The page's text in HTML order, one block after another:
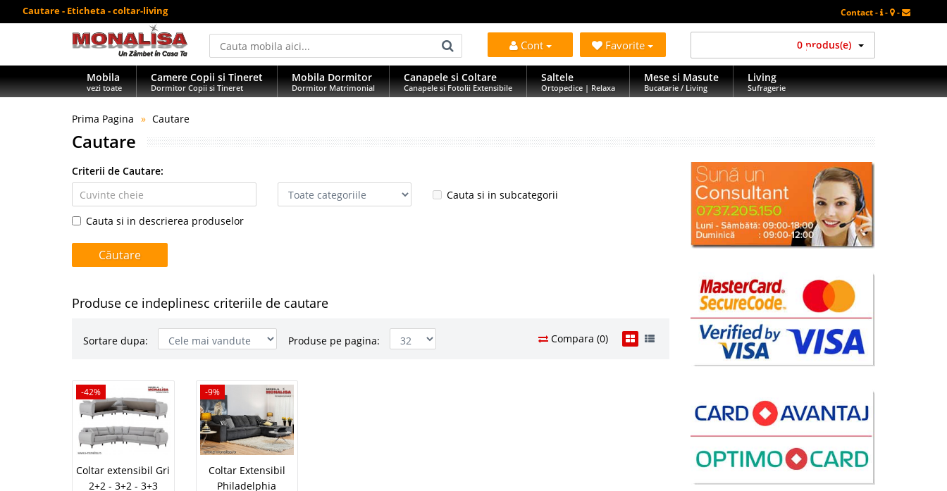
Cautare - Eticheta - coltar-living Contact - - -
Cont Favorite 0 produs(e)
Mobila
vezi toate
Camere Copii si Tineret
Dormitor Copii si Tineret
Mobila Dormitor
Dormitor Matrimonial
Canapele si Coltare
Canapele si Fotolii Extensibile
Saltele
Ortopedice | Relaxa
Mese si Masute
Bucatarie / Living
Living
Sufragerie
Prima Pagina Cautare
Cautare
Criterii de Cautare:
Cauta si in subcategorii
Cauta si in descrierea produselor
Produse ce indeplinesc criteriile de cautare
Compara (0)
Sortare dupa: Produse pe pagina:
-42%
Coltar extensibil Gri 2+2 - 3+2 - 3+3
locuri cu lada depozitare Metropol
Coltare extensibile gri deschis cu lada pt. lenjerie 2+2 – 3+2 sau mare 3+3
locuri confortabile | Metropol Alege coltarul extensibil de culoare gri
deschis Metropol, o colectie de canapele de colt extensibile ce reprezinta
solutia practica si confortabil..
-42%
Coltar extensibil Gri
2+2 - 3+2 - 3+3
-9%
Coltar Extensibil
Philadelphia